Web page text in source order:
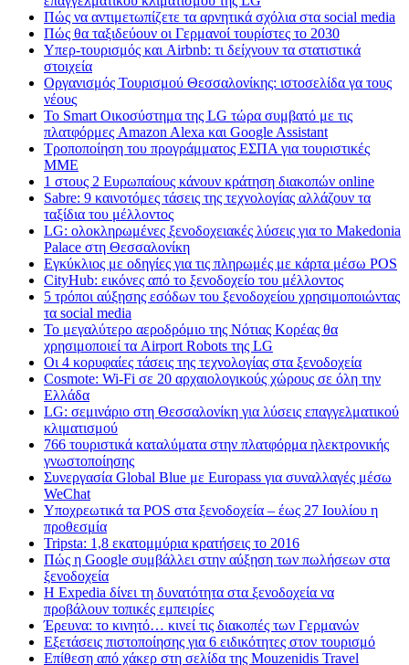
Πώς να αντιμετωπίζετε τα αρνητικά σχόλια στα social media
Πώς θα ταξιδεύουν οι Γερμανοί τουρίστες το 2030
Υπερ-τουρισμός και Airbnb: τι δείχνουν τα στατιστικά
στοιχεία
Οργανισμός Τουρισμού Θεσσαλονίκης: ιστοσελίδα γα τους
νέους
Το Smart Οικοσύστημα της LG τώρα συμβατό με τις
πλατφόρμες Amazon Alexa και Google Assistant
Τροποποίηση του προγράμματος ΕΣΠΑ για τουριστικές
ΜΜΕ
1 στους 2 Ευρωπαίους κάνουν κράτηση διακοπών online
Sabre: 9 καινοτόμες τάσεις της τεχνολογίας αλλάζουν τα
ταξίδια του μέλλοντος
LG: ολοκληρωμένες ξενοδοχειακές λύσεις για τo Makedonia
Palace στη Θεσσαλονίκη
Εγκύκλιος με οδηγίες για τις πληρωμές με κάρτα μέσω POS
CityHub: εικόνες από το ξενοδοχείο του μέλλοντος
5 τρόποι αύξησης εσόδων του ξενοδοχείου χρησιμοποιώντας
τα social media
Το μεγαλύτερο αεροδρόμιο της Νότιας Κορέας θα
χρησιμοποιεί τα Airport Robots της LG
Οι 4 κορυφαίες τάσεις της τεχνολογίας στα ξενοδοχεία
Cosmote: Wi-Fi σε 20 αρχαιολογικούς χώρους σε όλη την
Ελλάδα
LG: σεμινάριο στη Θεσσαλονίκη για λύσεις επαγγελματικού
κλιματισμού
766 τουριστικά καταλύματα στην πλατφόρμα ηλεκτρονικής
γνωστοποίησης
Συνεργασία Global Blue με Europass για συναλλαγές μέσω
WeChat
Υποχρεωτικά τα POS στα ξενοδοχεία – έως 27 Ιουλίου η
προθεσμία
Tripsta: 1,8 εκατομμύρια κρατήσεις το 2016
Πώς η Google συμβάλλει στην αύξηση των πωλήσεων στα
ξενοδοχεία
Η Expedia δίνει τη δυνατότητα στα ξενοδοχεία να
προβάλουν τοπικές εμπειρίες
Έρευνα: το κινητό… κινεί τις διακοπές των Γερμανών
Εξετάσεις πιστοποίησης για 6 ειδικότητες στον τουρισμό
Επίθεση από χάκερ στη σελίδα της Mouzenidis Travel